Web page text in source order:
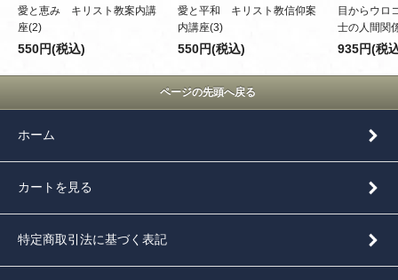
愛と恵み キリスト教案内講
座(2)
550円(税込)
愛と平和 キリスト教信仰案
内講座(3)
550円(税込)
目からウロ
士の人間関
935円(税
ページの先頭へ戻る
ホーム
カートを見る
特定商取引法に基づく表記